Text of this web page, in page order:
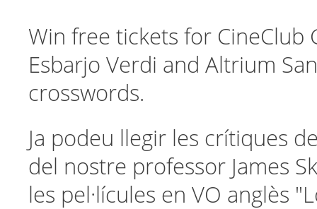
Win free tickets for CineClub
Esbarjo Verdi and Altrium
crosswords.
Ja podeu llegir les crítiques
del nostre professor James
les pel·lícules en VO anglès